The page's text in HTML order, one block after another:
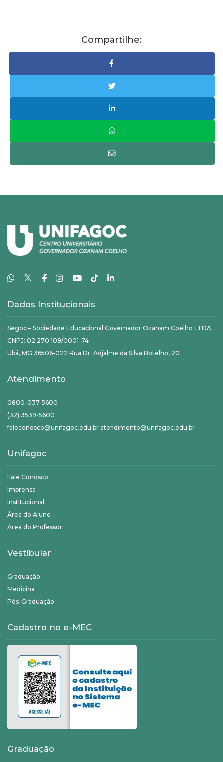
Compartilhe:
𝕏
Dados Institucionais
Segoc – Sociedade Educacional Governador Ozanam Coelho LTDA
CNPJ: 02.270.109/0001-74
Ubá, MG 36506-022 Rua Dr. Adjalme da Silva Botelho, 20
Atendimento
0800-037-5600
(32) 3539-5600
faleconosco@unifagoc.edu.br atendimento@unifagoc.edu.br
Unifagoc
Fale Conosco
Imprensa
Institucional
Área do Aluno
Área do Professor
Vestibular
Graduação
Medicina
Pós-Graduação
Cadastro no e-MEC
Graduação